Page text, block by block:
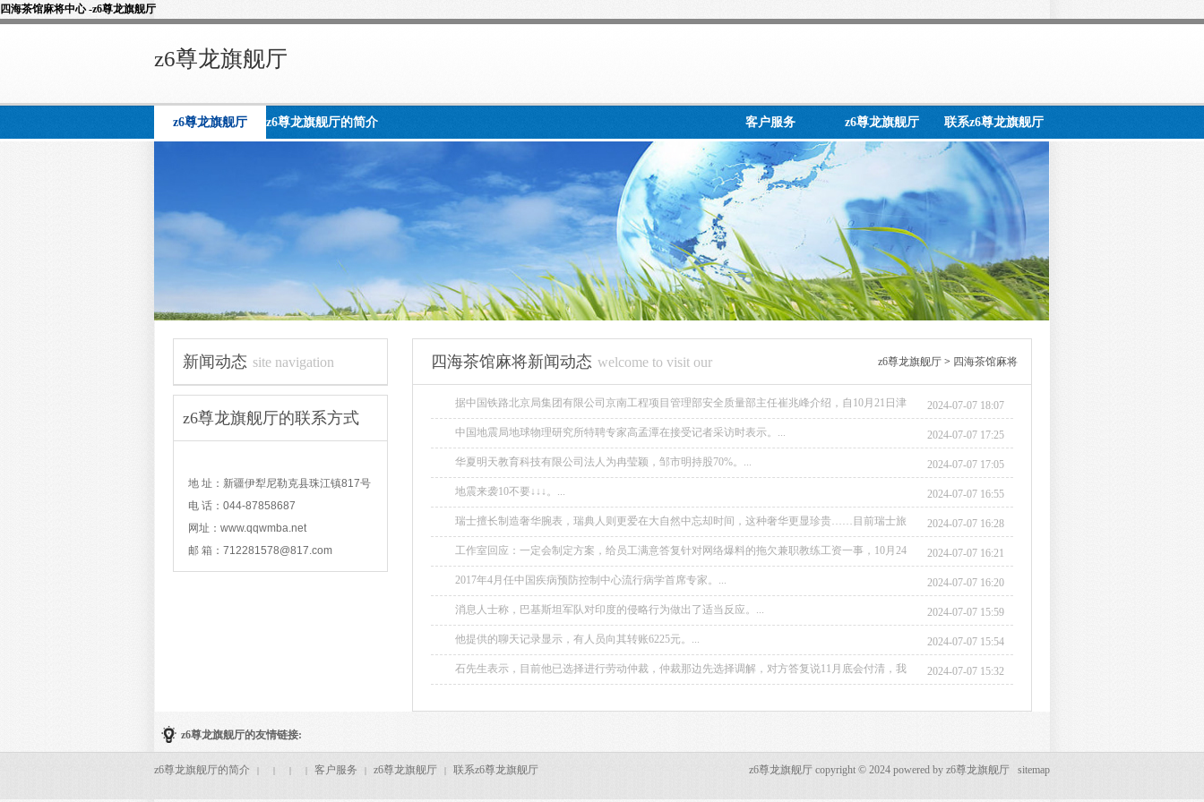
四海茶馆麻将中心 -z6尊龙旗舰厅
z6尊龙旗舰厅
z6尊龙旗舰厅 z6尊龙旗舰厅的简介 客户服务 z6尊龙旗舰厅 联系z6尊龙旗舰厅
新闻动态 site navigation
z6尊龙旗舰厅的联系方式
地 址：新疆伊犁尼勒克县珠江镇817号
电 话：044-87858687
网址：www.qqwmba.net
邮 箱： 712281578@817.com
z6尊龙旗舰厅> 四海茶馆麻将
四海茶馆麻将新闻动态 welcome to visit our
2024-07-07 18:07
据中国铁路北京局集团有限公司京南工程项目管理部安全质量部主任崔兆峰介绍，自10月21日津
兴城际铁路开启运行试验以来，先后开展了运行图参数测试、故障模拟和应急救援演练，目前已
进入按图行车试验，这是运行试...
2024-07-07 17:25
中国地震局地球物理研究所特聘专家高孟潭在接受记者采访时表示。...
2024-07-07 17:05
华夏明天教育科技有限公司法人为冉莹颖，邹市明持股70%。...
2024-07-07 16:55
地震来袭10不要↓↓↓。...
2024-07-07 16:28
瑞士擅长制造奢华腕表，瑞典人则更爱在大自然中忘却时间，这种奢华更显珍贵……目前瑞士旅
游局尚未对此给出正面回应，但表示很高兴看到幽默的旅游广告。...
2024-07-07 16:21
工作室回应：一定会制定方案，给员工满意答复针对网络爆料的拖欠兼职教练工资一事，10月24
日，邹市明和冉莹颖工作室通过邮件回复封面新闻记者，网络新闻报道中提及的员工，是上海明
冉体育文化发展有限公司的外聘...
2024-07-07 16:20
2017年4月任中国疾病预防控制中心流行病学首席专家。...
2024-07-07 15:59
消息人士称，巴基斯坦军队对印度的侵略行为做出了适当反应。...
2024-07-07 15:54
他提供的聊天记录显示，有人员向其转账6225元。...
2024-07-07 15:32
石先生表示，目前他已选择进行劳动仲裁，仲裁那边先选择调解，对方答复说11月底会付清，我
同意了，所以继续等。...
z6尊龙旗舰厅的友情链接:
z6尊龙旗舰厅的简介 | | | | 客户服务 | z6尊龙旗舰厅 | 联系z6尊龙旗舰厅 z6尊龙旗舰厅 copyright © 2024 powered by z6尊龙旗舰厅 sitemap